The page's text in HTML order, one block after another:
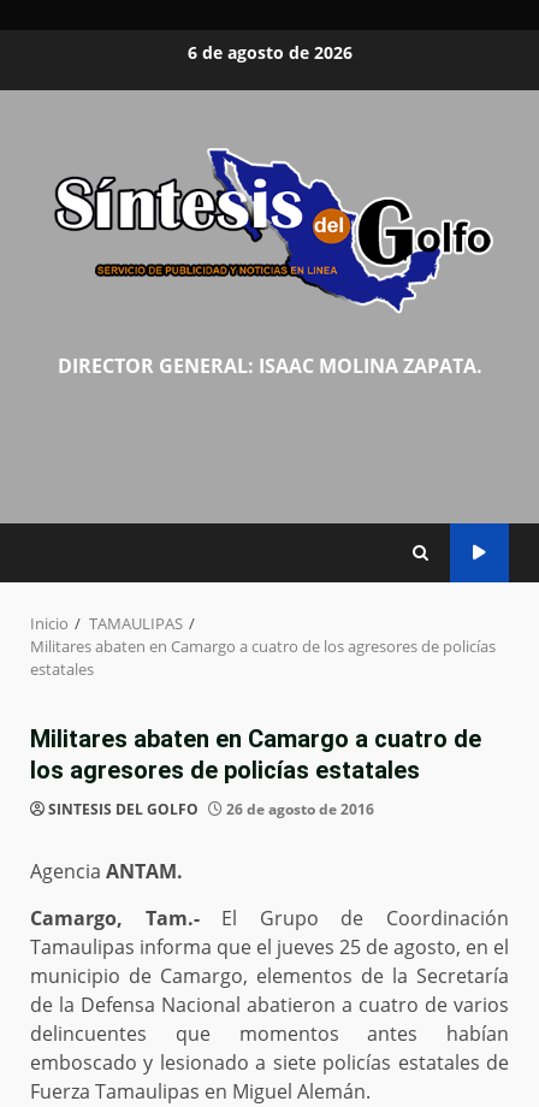
6 de agosto de 2026
DIRECTOR GENERAL: ISAAC MOLINA ZAPATA.
Inicio
TAMAULIPAS
Militares abaten en Camargo a cuatro de los agresores de policías
estatales
Militares abaten en Camargo a cuatro de
los agresores de policías estatales
SINTESIS DEL GOLFO 26 de agosto de 2016
Agencia ANTAM.
Camargo, Tam.-El Grupo de Coordinación
Tamaulipas informa que el jueves 25 de agosto, en el
municipio de Camargo, elementos de la Secretaría
de la Defensa Nacional abatieron a cuatro de varios
delincuentes que momentos antes habían
emboscado y lesionado a siete policías estatales de
Fuerza Tamaulipas en Miguel Alemán.